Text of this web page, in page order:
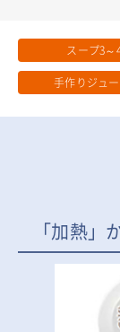
スープ3～
手作りジュ
「加熱」